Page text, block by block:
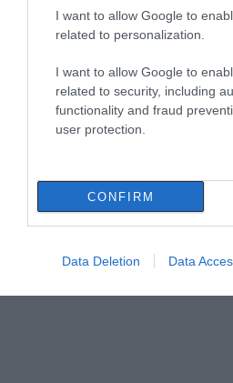
I want to allow Google to
related to personalization.
I want to allow Google to
related to security, including
functionality and fraud
user protection.
CONFIRM
Data Deletion Data